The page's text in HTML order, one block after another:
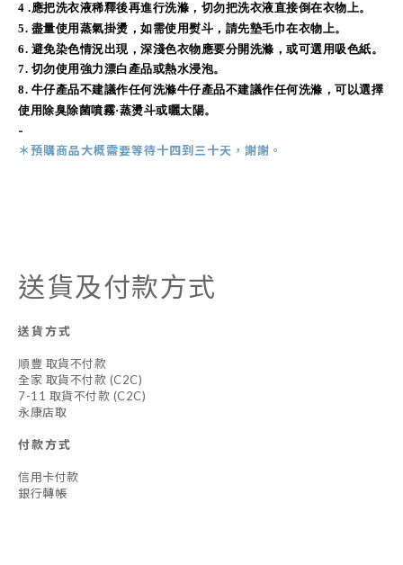
4 .應把洗衣液稀釋後再進行洗滌，切勿把洗衣液直接倒在衣物上。
5. 盡量使用蒸氣掛燙，如需使用熨斗，請先墊毛巾在衣物上。
6. 避免染色情況出現，深淺色衣物應要分開洗滌，或可選用吸色紙。
7. 切勿使用強力漂白產品或熱水浸泡。
8. 牛仔產品不建議作任何洗滌牛仔產品不建議作任何洗滌，可以選擇
使用除臭除菌噴霧·蒸燙斗或曬太陽。
-
＊預購商品大概需要等待十四到三十天，謝謝。
送貨及付款方式
送貨方式
順豐 取貨不付款
全家 取貨不付款 (C2C)
7-11 取貨不付款 (C2C)
永康店取
付款方式
信用卡付款
銀行轉帳